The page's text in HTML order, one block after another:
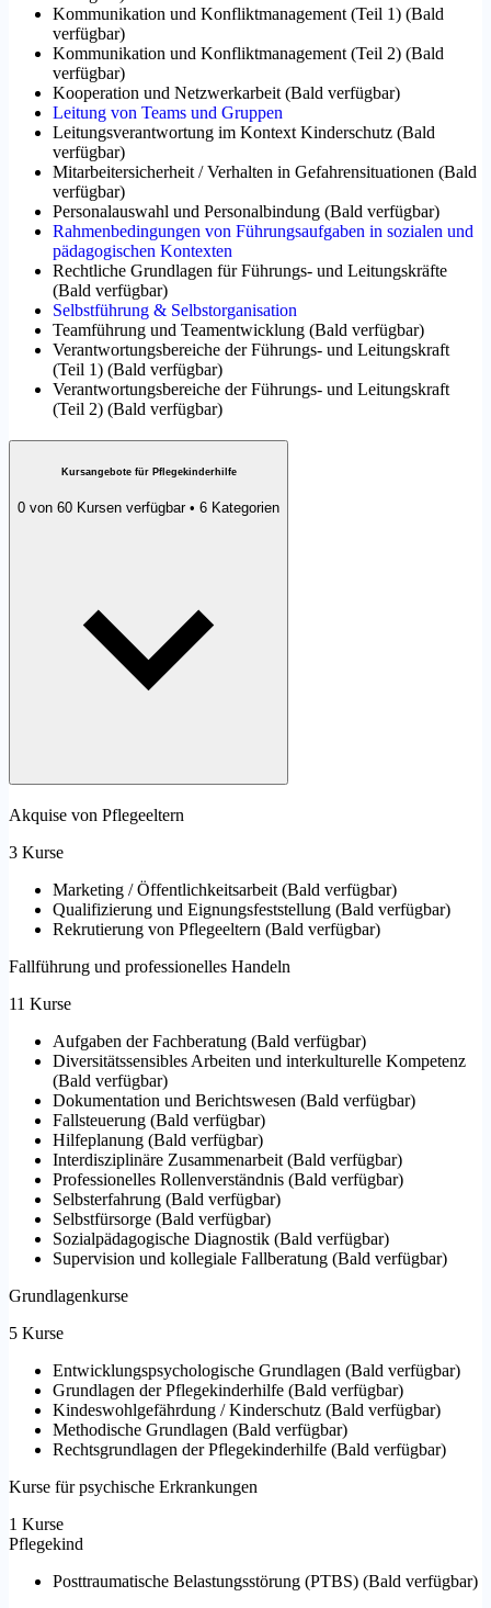
Kommunikation und Konfliktmanagement (Teil 1) (Bald
verfügbar)
Kommunikation und Konfliktmanagement (Teil 2) (Bald
verfügbar)
Kooperation und Netzwerkarbeit (Bald verfügbar)
Leitung von Teams und Gruppen
Leitungsverantwortung im Kontext Kinderschutz (Bald
verfügbar)
Mitarbeitersicherheit / Verhalten in Gefahrensituationen (Bald
verfügbar)
Personalauswahl und Personalbindung (Bald verfügbar)
Rahmenbedingungen von Führungsaufgaben in sozialen und
pädagogischen Kontexten
Rechtliche Grundlagen für Führungs- und Leitungskräfte
(Bald verfügbar)
Selbstführung & Selbstorganisation
Teamführung und Teamentwicklung (Bald verfügbar)
Verantwortungsbereiche der Führungs- und Leitungskraft
(Teil 1) (Bald verfügbar)
Verantwortungsbereiche der Führungs- und Leitungskraft
(Teil 2) (Bald verfügbar)
Kursangebote für Pflegekinderhilfe
0 von 60 Kursen verfügbar • 6 Kategorien
Akquise von Pflegeeltern
3 Kurse
Marketing / Öffentlichkeitsarbeit (Bald verfügbar)
Qualifizierung und Eignungsfeststellung (Bald verfügbar)
Rekrutierung von Pflegeeltern (Bald verfügbar)
Fallführung und professionelles Handeln
11 Kurse
Aufgaben der Fachberatung (Bald verfügbar)
Diversitätssensibles Arbeiten und interkulturelle Kompetenz
(Bald verfügbar)
Dokumentation und Berichtswesen (Bald verfügbar)
Fallsteuerung (Bald verfügbar)
Hilfeplanung (Bald verfügbar)
Interdisziplinäre Zusammenarbeit (Bald verfügbar)
Professionelles Rollenverständnis (Bald verfügbar)
Selbsterfahrung (Bald verfügbar)
Selbstfürsorge (Bald verfügbar)
Sozialpädagogische Diagnostik (Bald verfügbar)
Supervision und kollegiale Fallberatung (Bald verfügbar)
Grundlagenkurse
5 Kurse
Entwicklungspsychologische Grundlagen (Bald verfügbar)
Grundlagen der Pflegekinderhilfe (Bald verfügbar)
Kindeswohlgefährdung / Kinderschutz (Bald verfügbar)
Methodische Grundlagen (Bald verfügbar)
Rechtsgrundlagen der Pflegekinderhilfe (Bald verfügbar)
Kurse für psychische Erkrankungen
1 Kurse
Pflegekind
Posttraumatische Belastungsstörung (PTBS) (Bald verfügbar)